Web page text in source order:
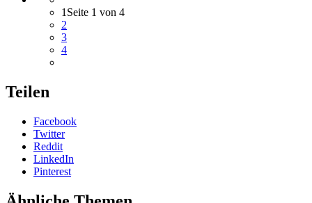
1 Seite 1 von 4
2
3
4
Teilen
Facebook
Twitter
Reddit
LinkedIn
Pinterest